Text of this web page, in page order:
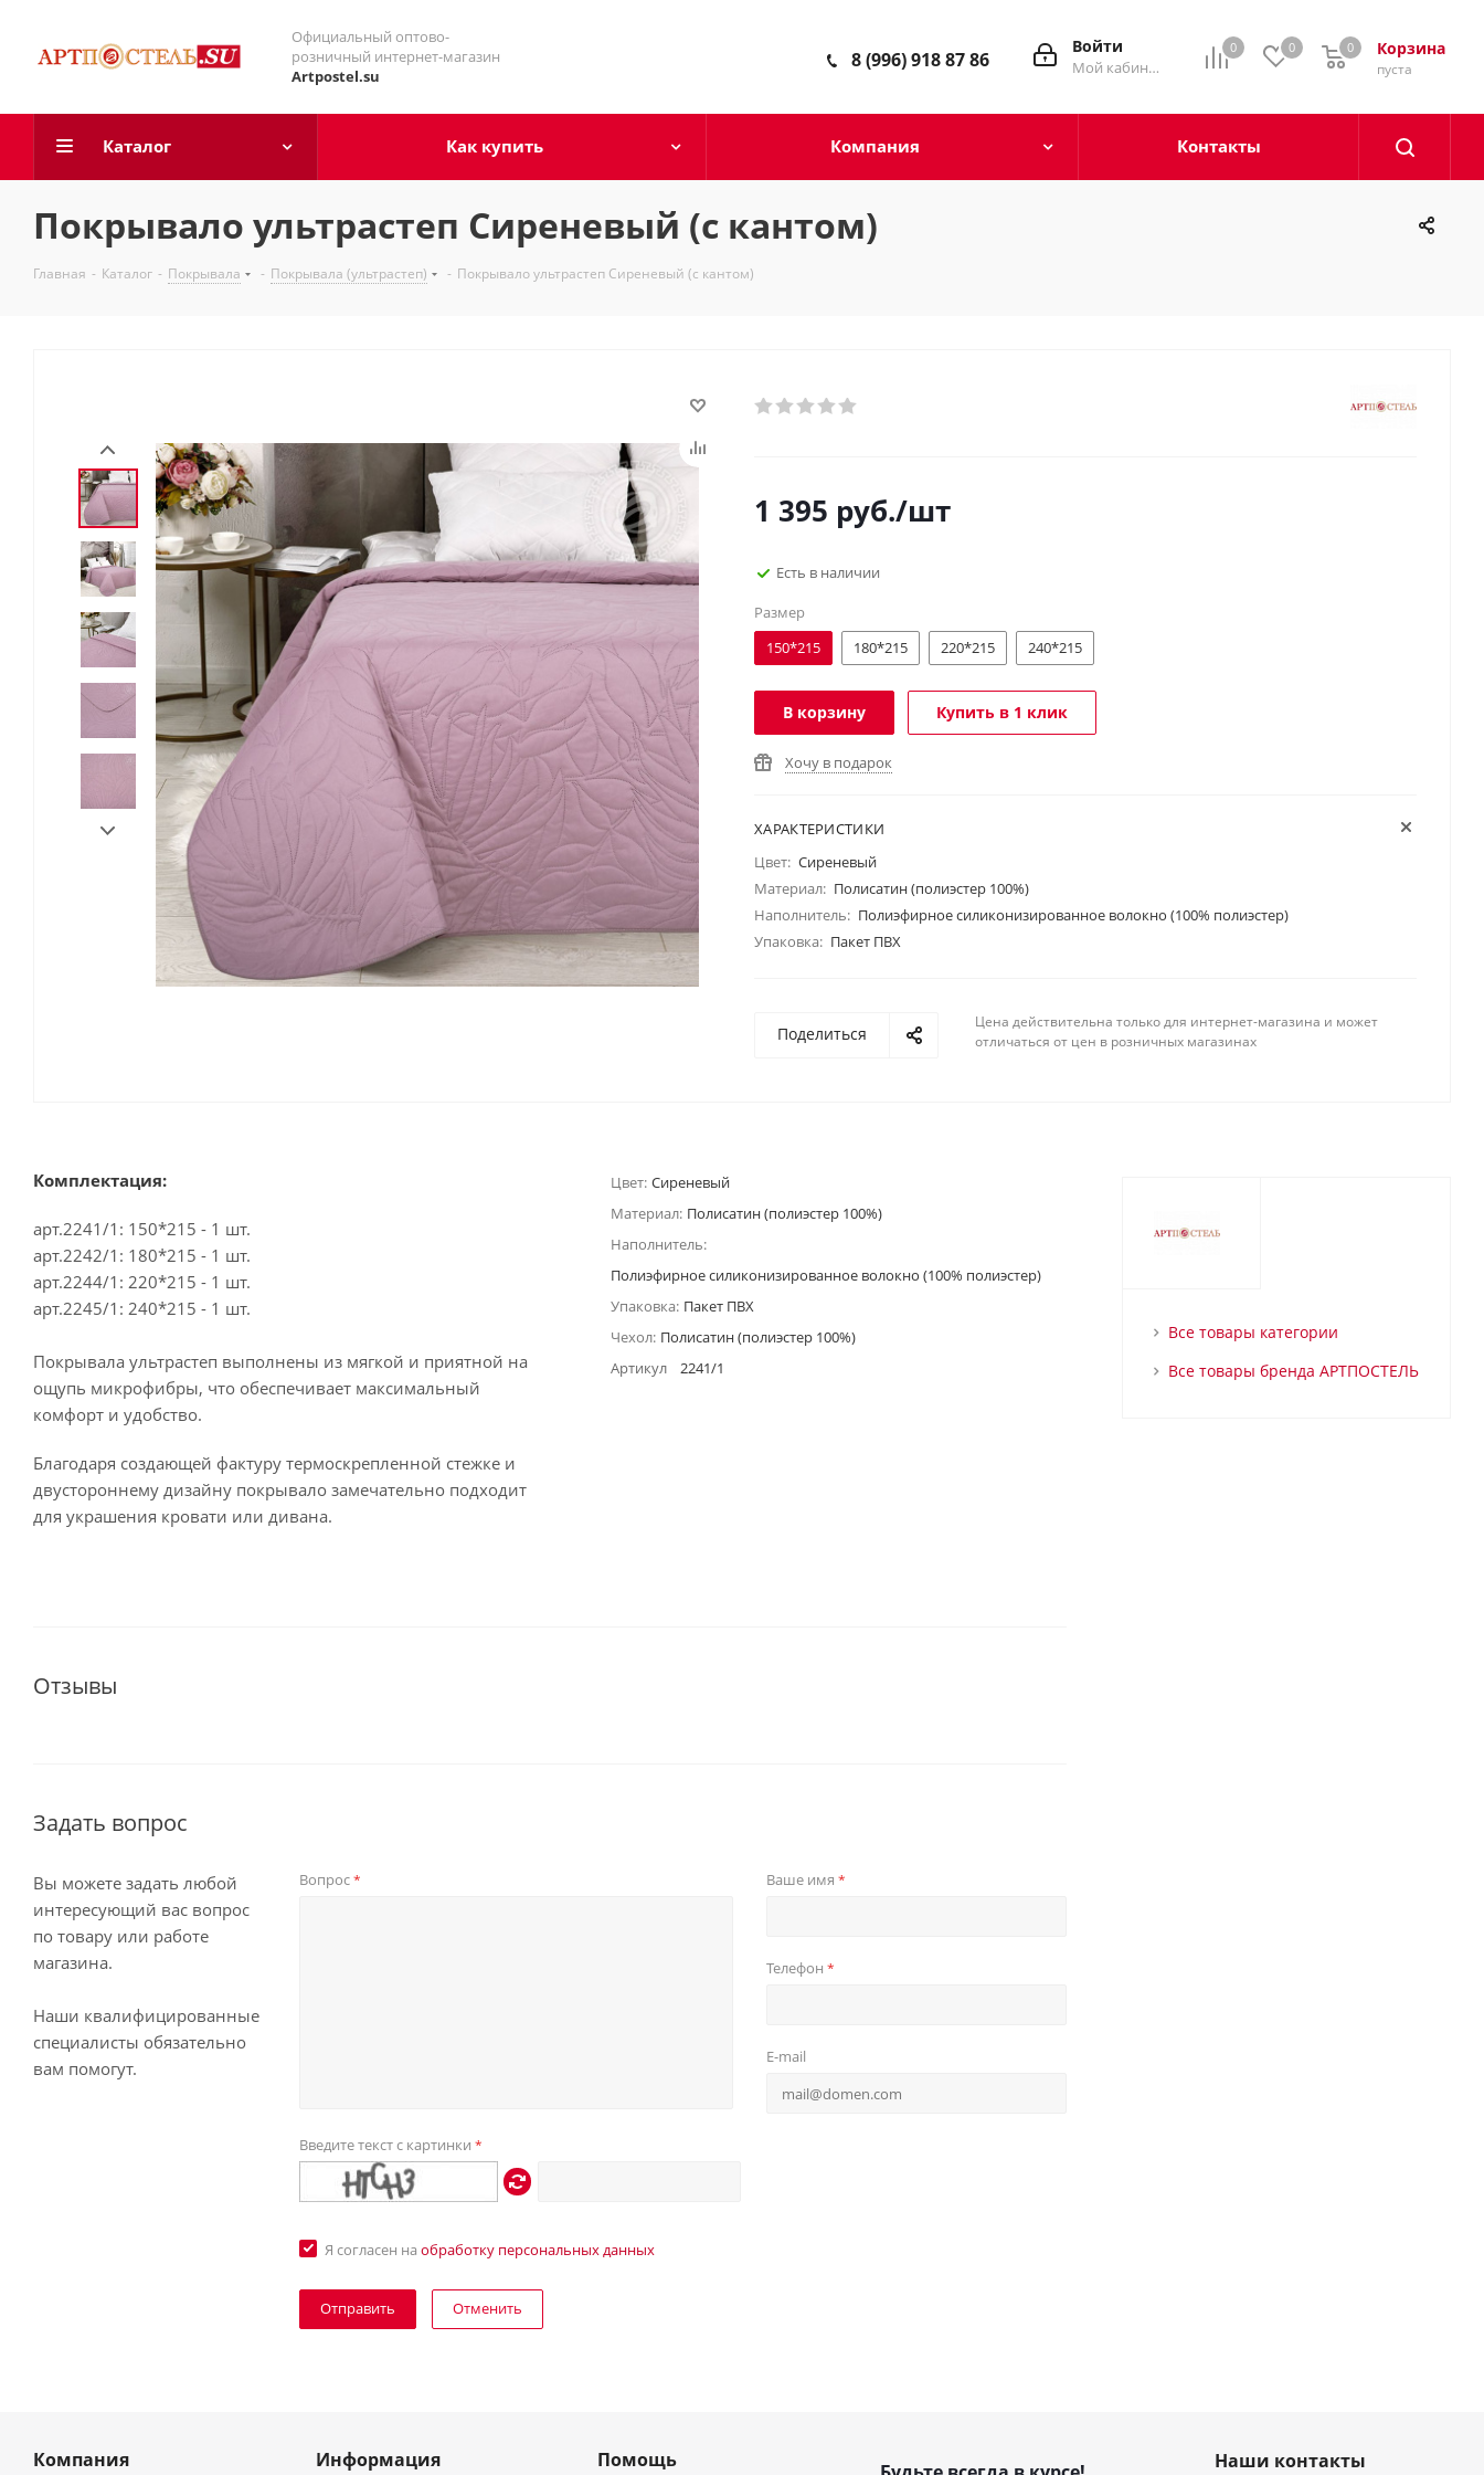
Официальный оптово-
розничный интернет-магазин
Artpostel.su
0 0 Корзина
0
пуста
0
Войти
Мой кабинет
8 (996) 918 87 86
Каталог Как купить Компания Контакты
Покрывало ультрастеп Сиреневый (с кантом)
Главная - Каталог - Покрывала - Покрывала (ультрастеп) - Покрывало ультрастеп Сиреневый (с кантом)
1 395 руб./шт
Есть в наличии
Размер
150*215
180*215 220*215 240*215
В корзину Купить в 1 клик
Хочу в подарок
ХАРАКТЕРИСТИКИ
Цвет: Сиреневый
Материал: Полисатин (полиэстер 100%)
Наполнитель: Полиэфирное силиконизированное волокно (100% полиэстер)
Упаковка: Пакет ПВХ
Поделиться
Цена действительна только для интернет-магазина и может
отличаться от цен в розничных магазинах
Комплектация:
арт.2241/1: 150*215 - 1 шт.
арт.2242/1: 180*215 - 1 шт.
арт.2244/1: 220*215 - 1 шт.
арт.2245/1: 240*215 - 1 шт.
Покрывала ультрастеп выполнены из мягкой и приятной на
ощупь микрофибры, что обеспечивает максимальный
комфорт и удобство.
Благодаря создающей фактуру термоскрепленной стежке и
двустороннему дизайну покрывало замечательно подходит
для украшения кровати или дивана.
Цвет: Сиреневый
Материал: Полисатин (полиэстер 100%)
Наполнитель:
Полиэфирное силиконизированное волокно (100% полиэстер)
Упаковка: Пакет ПВХ
Чехол: Полисатин (полиэстер 100%)
Артикул
2241/1
Отзывы
Задать вопрос
Вы можете задать любой
интересующий вас вопрос
по товару или работе
магазина.
Наши квалифицированные
специалисты обязательно
вам помогут.
Вопрос* Ваше имя *
Телефон *
E-mail
Введите текст с картинки*
Я согласен наобработку персональных данных
Отменить
Все товары категории
Все товары бренда АРТПОСТЕЛЬ
Компания Информация Помощь Наши контакты